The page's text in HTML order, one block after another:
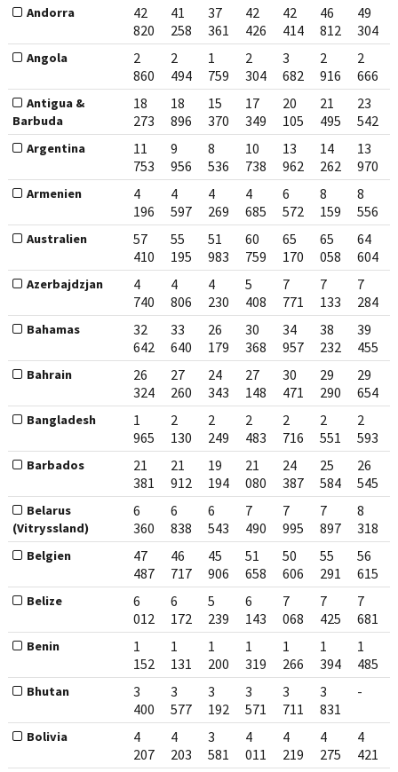
Andorra
42
820
41
258
37
361
42
426
42
414
46
812
49
304
Angola
2
860
2
494
1
759
2
304
3
682
2
916
2
666
Antigua &
Barbuda
18
273
18
896
15
370
17
349
20
105
21
495
23
542
Argentina
11
753
9
956
8
536
10
738
13
962
14
262
13
970
Armenien
4
196
4
597
4
269
4
685
6
572
8
159
8
556
Australien
57
410
55
195
51
983
60
759
65
170
65
058
64
604
Azerbajdzjan
4
740
4
806
4
230
5
408
7
771
7
133
7
284
Bahamas
32
642
33
640
26
179
30
368
34
957
38
232
39
455
Bahrain
26
324
27
260
24
343
27
148
30
471
29
290
29
654
Bangladesh
1
965
2
130
2
249
2
483
2
716
2
551
2
593
Barbados
21
381
21
912
19
194
21
080
24
387
25
584
26
545
Belarus
(Vitryssland)
6
360
6
838
6
543
7
490
7
995
7
897
8
318
Belgien
47
487
46
717
45
906
51
658
50
606
55
291
56
615
Belize
6
012
6
172
5
239
6
143
7
068
7
425
7
681
Benin
1
152
1
131
1
200
1
319
1
266
1
394
1
485
Bhutan
3
400
3
577
3
192
3
571
3
711
3
831
-
Bolivia
4
207
4
203
3
581
4
011
4
219
4
275
4
421